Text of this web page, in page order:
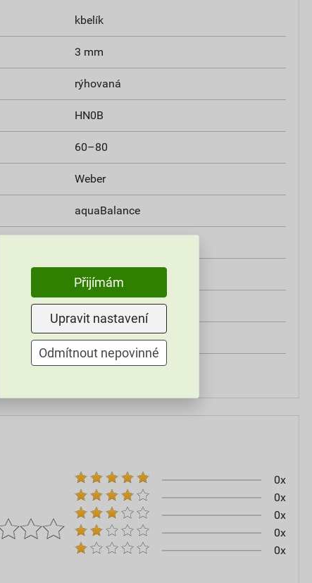
kbelík
3 mm
rýhovaná
HN0B
60–80
Weber
aquaBalance
od +5°C do +25°C
25 kg
omítky
60–80
0x
0x
0x
0x
0x
Přijímám
Upravit nastavení
Odmítnout nepovinné